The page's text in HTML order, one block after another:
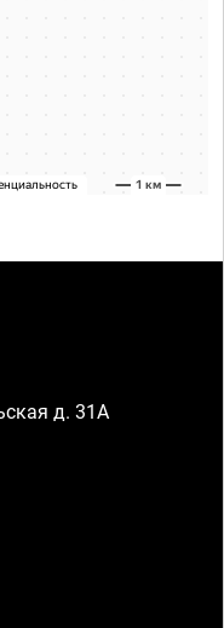
д. 31А